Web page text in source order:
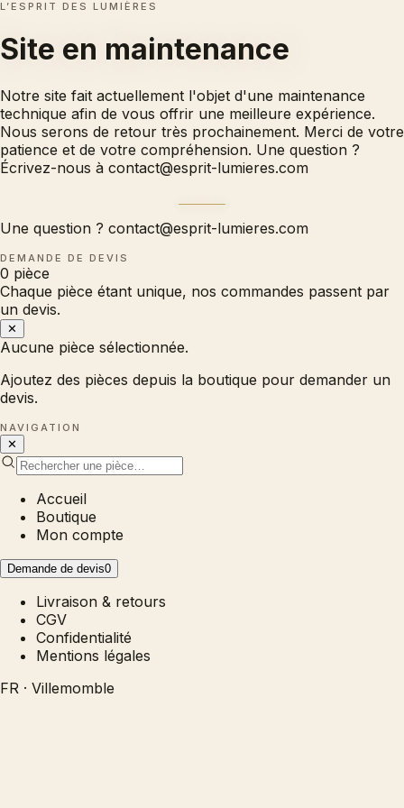
L’ESPRIT DES LUMIÈRES
Site en maintenance
Notre site fait actuellement l'objet d'une maintenance
technique afin de vous offrir une meilleure expérience.
Nous serons de retour très prochainement. Merci de votre
patience et de votre compréhension. Une question ?
Écrivez-nous à contact@esprit-lumieres.com
Une question ? contact@esprit-lumieres.com
DEMANDE DE DEVIS
0 pièce
Chaque pièce étant unique, nos commandes passent par
un devis.
✕
Aucune pièce sélectionnée.
Ajoutez des pièces depuis la boutique pour demander un
devis.
NAVIGATION
✕
Accueil
Boutique
Mon compte
Demande de devis0
Livraison & retours
CGV
Confidentialité
Mentions légales
FR · Villemomble